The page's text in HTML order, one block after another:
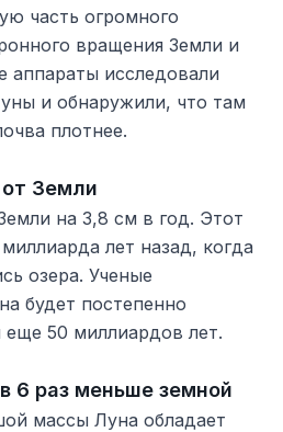
часть огромного
вращения Земли и
аппараты исследовали
и обнаружили, что там
плотнее.
Земли
на 3,8 см в год. Этот
лет назад, когда
озера. Ученые
будет постепенно
еще 50 миллиардов лет.
6 раз меньше земной
массы Луна обладает